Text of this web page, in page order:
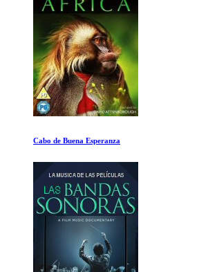
Los entresijos de la FIFA: Cuarto episodio